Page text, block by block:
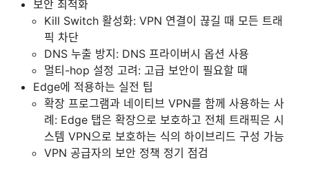
보안 최적화
Kill Switch 활성화: VPN 연결이 끊길 때 모든 트래
픽 차단
DNS 누출 방지: DNS 프라이버시 옵션 사용
멀티-hop 설정 고려: 고급 보안이 필요할 때
Edge에 적용하는 실전 팁
확장 프로그램과 네이티브 VPN를 함께 사용하는 사
례: Edge 탭은 확장으로 보호하고 전체 트래픽은 시
스템 VPN으로 보호하는 식의 하이브리드 구성 가능
VPN 공급자의 보안 정책 정기 점검